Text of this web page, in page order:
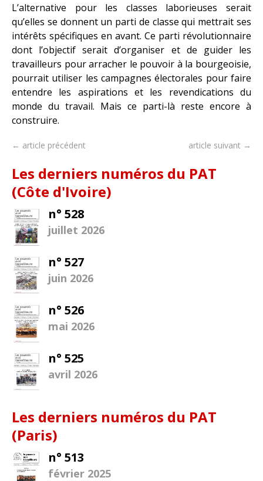
L’alternative pour les classes laborieuses serait
qu’elles se donnent un parti de classe qui mettrait ses
intérêts spécifiques en avant. Ce parti révolutionnaire
dont l’objectif serait d’organiser et de guider les
travailleurs pour arracher le pouvoir à la bourgeoisie,
pourrait utiliser les campagnes électorales pour faire
entendre les aspirations et les revendications du
monde du travail. Mais ce parti-là reste encore à
construire.
← article précédent article suivant →
Les derniers numéros du PAT
(Côte d'Ivoire)
n° 528
juillet 2026
n° 527
juin 2026
n° 526
mai 2026
n° 525
avril 2026
Les derniers numéros du PAT
(Paris)
n° 513
février 2025